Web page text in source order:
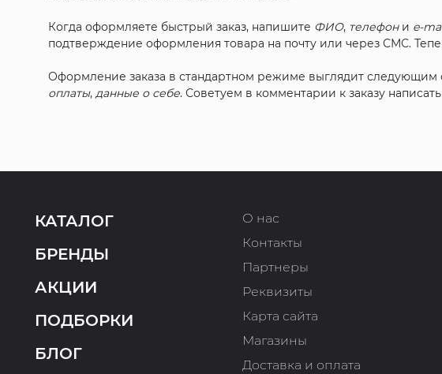
Когда оформляете быстрый заказ, напишите ФИО, телефони e-
подтверждение оформления товара на почту или через СМС.
Оформление заказа в стандартном режиме выглядит следующим
оплаты,данные о себе. Советуем в комментарии к заказу
КАТАЛОГ
БРЕНДЫ
АКЦИИ
ПОДБОРКИ
БЛОГ
О нас
Контакты
Партнеры
Реквизиты
Карта сайта
Магазины
Доставка и оплата